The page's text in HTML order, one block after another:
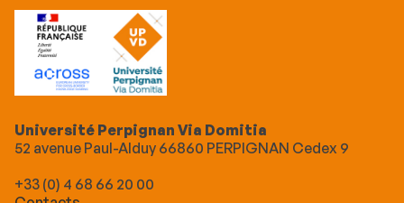
Université Perpignan Via Domitia
52 avenue Paul-Alduy 66860 PERPIGNAN Cedex 9
+33 (0) 4 68 66 20 00